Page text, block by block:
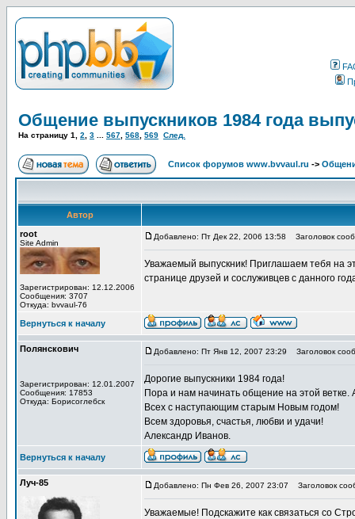
Общение выпускников 1984 года
На страницу 1 2 3 567 568 569 След.
Список форумов www.bvvaul.ru ->
Автор
root
Site Admin
Зарегистрирован: 12.12.2006
Сообщения: 3707
Откуда: bvvaul-76
Добавлено: Пт Дек 22, 2006 13:58 Заголовок
Уважаемый выпускник! Приглашаем тебя на
странице друзей и сослуживцев с данного
Вернуться к началу
Полянскович
Зарегистрирован: 12.01.2007
Сообщения: 17853
Откуда: Борисоглебск
Добавлено: Пт Янв 12, 2007 23:29 Заголовок
Дорогие выпускники 1984 года!
Пора и нам начинать общение на этой ветке.
Всех с наступающим старым Новым годом!
Всем здоровья, счастья, любви и удачи!
Александр Иванов.
Вернуться к началу
Луч-85 Добавлено: Пн Фев 26, 2007 23:07 Заголовок
Уважаемые! Подскажите как связаться со